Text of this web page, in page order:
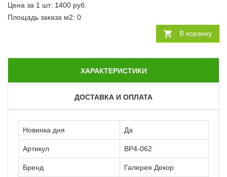
Цена за 1 шт: 1400 руб.
Площадь заказа м2: 0
В корзину
ХАРАКТЕРИСТИКИ
ДОСТАВКА И ОПЛАТА
Новинка дня Да
Артикул ВР4-062
Бренд Галерея Декор